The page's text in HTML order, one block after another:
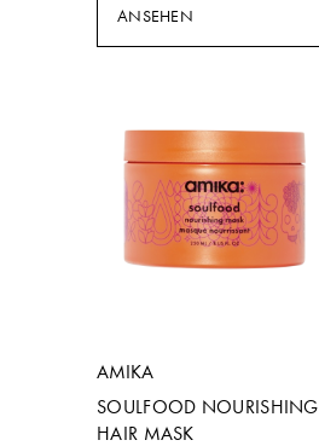
ANSEHEN
AMIKA
SOULFOOD NOURISHING
HAIR MASK